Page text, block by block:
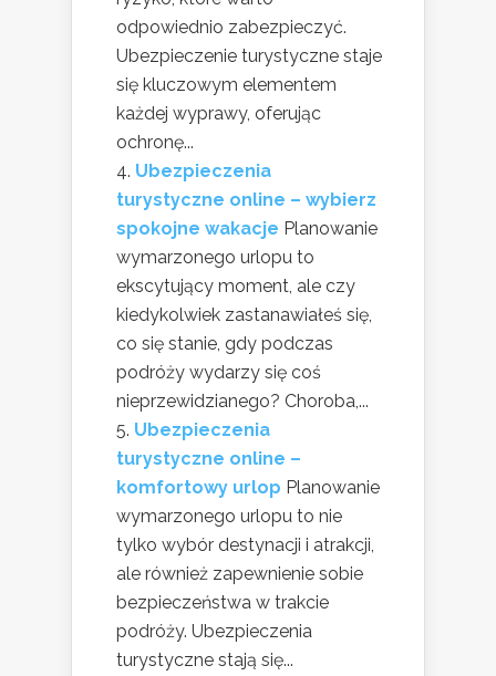
odpowiednio zabezpieczyć.
Ubezpieczenie turystyczne staje
się kluczowym elementem
każdej wyprawy, oferując
ochronę...
Ubezpieczenia
turystyczne online – wybierz
spokojne wakacje Planowanie
wymarzonego urlopu to
ekscytujący moment, ale czy
kiedykolwiek zastanawiałeś się,
co się stanie, gdy podczas
podróży wydarzy się coś
nieprzewidzianego? Choroba,...
Ubezpieczenia
turystyczne online –
komfortowy urlop Planowanie
wymarzonego urlopu to nie
tylko wybór destynacji i atrakcji,
ale również zapewnienie sobie
bezpieczeństwa w trakcie
podróży. Ubezpieczenia
turystyczne stają się...